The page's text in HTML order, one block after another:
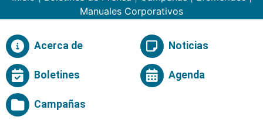
Manuales Corporativos
Acerca de Noticias
Boletines Agenda
Campañas